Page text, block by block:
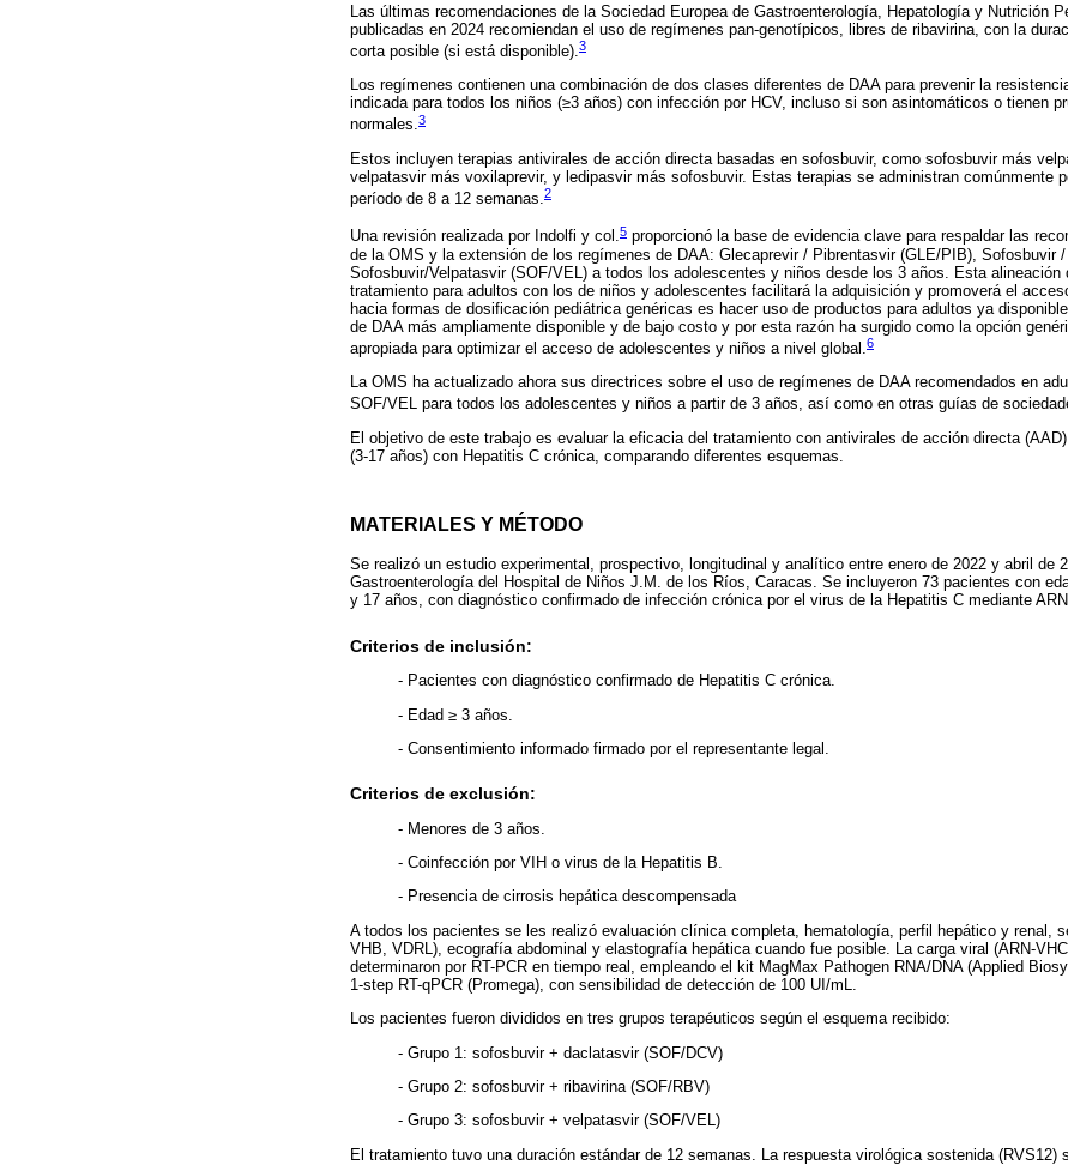
Las últimas recomendaciones de la Sociedad Europea de Gastroenterología, Hepatología y Nutrición
publicadas en 2024 recomiendan el uso de regímenes pan-genotípicos, libres de ribavirina, con la
corta posible (si está disponible). 3
Los regímenes contienen una combinación de dos clases diferentes de DAA para prevenir la
indicada para todos los niños (≥3 años) con infección por HCV, incluso si son asintomáticos o tienen
normales.3
Estos incluyen terapias antivirales de acción directa basadas en sofosbuvir, como sofosbuvir más
velpatasvir más voxilaprevir, y ledipasvir más sofosbuvir. Estas terapias se administran comúnmente
período de 8 a 12 semanas.2
Una revisión realizada por Indolfi y col.5 proporcionó la base de evidencia clave para respaldar las
de la OMS y la extensión de los regímenes de DAA: Glecaprevir / Pibrentasvir (GLE/PIB), Sofosbuvir
Sofosbuvir/Velpatasvir (SOF/VEL) a todos los adolescentes y niños desde los 3 años. Esta alineación
tratamiento para adultos con los de niños y adolescentes facilitará la adquisición y promoverá el
hacia formas de dosificación pediátrica genéricas es hacer uso de productos para adultos ya
de DAA más ampliamente disponible y de bajo costo y por esta razón ha surgido como la opción
apropiada para optimizar el acceso de adolescentes y niños a nivel global.6
La OMS ha actualizado ahora sus directrices sobre el uso de regímenes de DAA recomendados en
SOF/VEL para todos los adolescentes y niños a partir de 3 años, así como en otras guías de
El objetivo de este trabajo es evaluar la eficacia del tratamiento con antivirales de acción directa
(3-17 años) con Hepatitis C crónica, comparando diferentes esquemas.
MATERIALES Y MÉTODO
Se realizó un estudio experimental, prospectivo, longitudinal y analítico entre enero de 2022 y abril de
Gastroenterología del Hospital de Niños J.M. de los Ríos, Caracas. Se incluyeron 73 pacientes con
y 17 años, con diagnóstico confirmado de infección crónica por el virus de la Hepatitis C mediante
Criterios de inclusión:
- Pacientes con diagnóstico confirmado de Hepatitis C crónica.
- Edad ≥ 3 años.
- Consentimiento informado firmado por el representante legal.
Criterios de exclusión:
- Menores de 3 años.
- Coinfección por VIH o virus de la Hepatitis B.
- Presencia de cirrosis hepática descompensada
A todos los pacientes se les realizó evaluación clínica completa, hematología, perfil hepático y renal,
VHB, VDRL), ecografía abdominal y elastografía hepática cuando fue posible. La carga viral (ARN-
determinaron por RT-PCR en tiempo real, empleando el kit MagMax Pathogen RNA/DNA (Applied
1-step RT-qPCR (Promega), con sensibilidad de detección de 100 UI/mL.
Los pacientes fueron divididos en tres grupos terapéuticos según el esquema recibido:
- Grupo 1: sofosbuvir + daclatasvir (SOF/DCV)
- Grupo 2: sofosbuvir + ribavirina (SOF/RBV)
- Grupo 3: sofosbuvir + velpatasvir (SOF/VEL)
El tratamiento tuvo una duración estándar de 12 semanas. La respuesta virológica sostenida (RVS12)